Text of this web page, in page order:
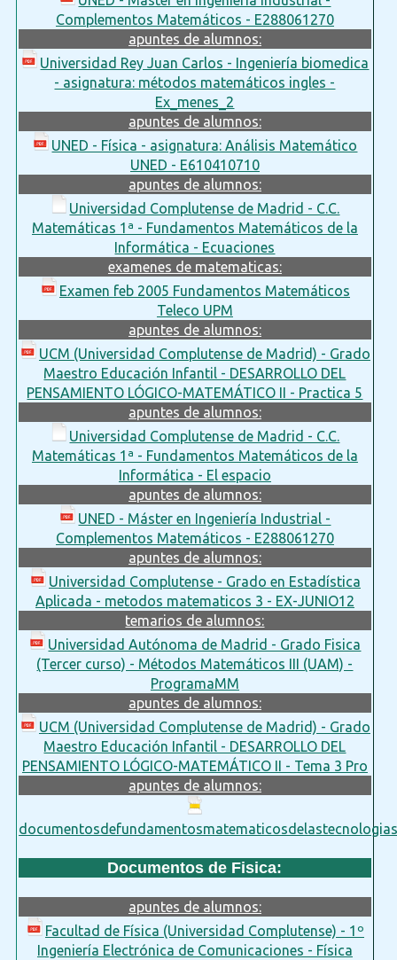
Complementos Matemáticos - E288061270
apuntes de alumnos:
Universidad Rey Juan Carlos - Ingeniería biomedica
- asignatura: métodos matemáticos ingles -
Ex_menes_2
apuntes de alumnos:
UNED - Física - asignatura: Análisis Matemático
UNED - E610410710
apuntes de alumnos:
Universidad Complutense de Madrid - C.C.
Matemáticas 1ª - Fundamentos Matemáticos de la
Informática - Ecuaciones
examenes de matematicas:
Examen feb 2005 Fundamentos Matemáticos
Teleco UPM
apuntes de alumnos:
UCM (Universidad Complutense de Madrid) - Grado
Maestro Educación Infantil - DESARROLLO DEL
PENSAMIENTO LÓGICO-MATEMÁTICO II - Practica 5
apuntes de alumnos:
Universidad Complutense de Madrid - C.C.
Matemáticas 1ª - Fundamentos Matemáticos de la
Informática - El espacio
apuntes de alumnos:
UNED - Máster en Ingeniería Industrial -
Complementos Matemáticos - E288061270
apuntes de alumnos:
Universidad Complutense - Grado en Estadística
Aplicada - metodos matematicos 3 - EX-JUNIO12
temarios de alumnos:
Universidad Autónoma de Madrid - Grado Fisica
(Tercer curso) - Métodos Matemáticos III (UAM) -
ProgramaMM
apuntes de alumnos:
UCM (Universidad Complutense de Madrid) - Grado
Maestro Educación Infantil - DESARROLLO DEL
PENSAMIENTO LÓGICO-MATEMÁTICO II - Tema 3 Pro
apuntes de alumnos:
Documentos de Fisica:
apuntes de alumnos:
Facultad de Física (Universidad Complutense) - 1º
Ingeniería Electrónica de Comunicaciones - Física